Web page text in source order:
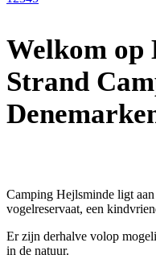
Welkom op
Strand
Camping Hejlsminde ligt
vogelreservaat, een
Er zijn derhalve volop
in de natuur.